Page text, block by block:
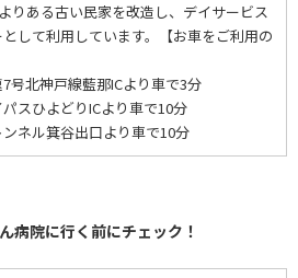
りある古い民家を改造し、デイサービス
して利用しています。【お車をご利用の
号北神戸線藍那ICより車で3分
スひよどりICより車で10分
ネル箕谷出口より車で10分
病院に行く前にチェック！